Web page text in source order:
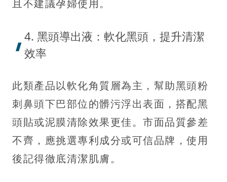
且不建議孕婦使用。
4. 黑頭導出液：軟化黑頭，提升清潔
效率
此類產品以軟化角質層為主，幫助黑頭粉
刺鼻頭下巴部位的髒污浮出表面，搭配黑
頭貼或泥膜清除效果更佳。市面品質參差
不齊，應挑選專利成分或可信品牌，使用
後記得徹底清潔肌膚。